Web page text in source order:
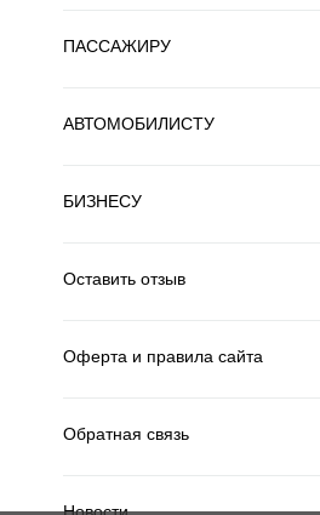
ПАССАЖИРУ
АВТОМОБИЛИСТУ
БИЗНЕСУ
Оставить отзыв
Оферта и правила сайта
Обратная связь